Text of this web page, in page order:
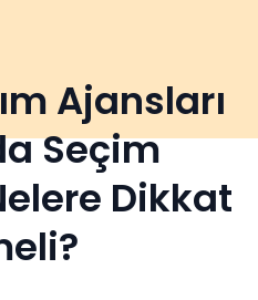
Ajansları
Seçim
Dikkat